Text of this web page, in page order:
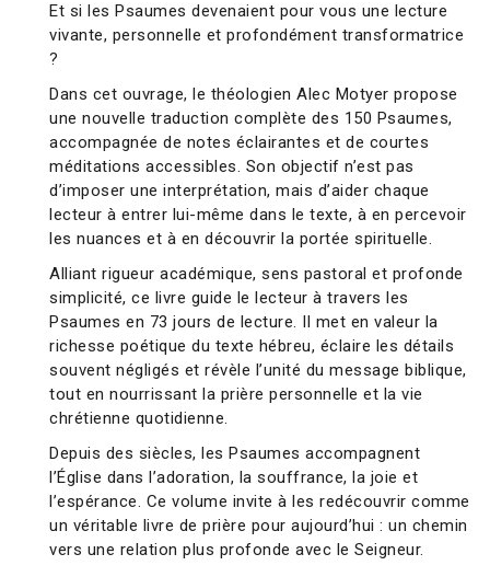
Et si les Psaumes devenaient pour vous une lecture
vivante, personnelle et profondément transformatrice
?
Dans cet ouvrage, le théologien Alec Motyer propose
une nouvelle traduction complète des 150 Psaumes,
accompagnée de notes éclairantes et de courtes
méditations accessibles. Son objectif n’est pas
d’imposer une interprétation, mais d’aider chaque
lecteur à entrer lui-même dans le texte, à en percevoir
les nuances et à en découvrir la portée spirituelle.
Alliant rigueur académique, sens pastoral et profonde
simplicité, ce livre guide le lecteur à travers les
Psaumes en 73 jours de lecture. Il met en valeur la
richesse poétique du texte hébreu, éclaire les détails
souvent négligés et révèle l’unité du message biblique,
tout en nourrissant la prière personnelle et la vie
chrétienne quotidienne.
Depuis des siècles, les Psaumes accompagnent
l’Église dans l’adoration, la souffrance, la joie et
l’espérance. Ce volume invite à les redécouvrir comme
un véritable livre de prière pour aujourd’hui : un chemin
vers une relation plus profonde avec le Seigneur.